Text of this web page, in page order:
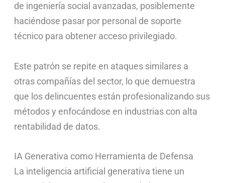
de ingeniería social avanzadas, posiblemente
haciéndose pasar por personal de soporte
técnico para obtener acceso privilegiado.
Este patrón se repite en ataques similares a
otras compañías del sector, lo que demuestra
que los delincuentes están profesionalizando sus
métodos y enfocándose en industrias con alta
rentabilidad de datos.
IA Generativa como Herramienta de Defensa
La inteligencia artificial generativa tiene un